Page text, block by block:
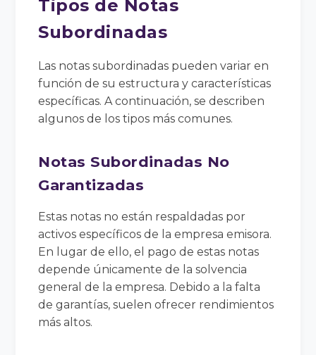
Tipos de Notas
Subordinadas
Las notas subordinadas pueden variar en
función de su estructura y características
específicas. A continuación, se describen
algunos de los tipos más comunes.
Notas Subordinadas No
Garantizadas
Estas notas no están respaldadas por
activos específicos de la empresa emisora.
En lugar de ello, el pago de estas notas
depende únicamente de la solvencia
general de la empresa. Debido a la falta
de garantías, suelen ofrecer rendimientos
más altos.